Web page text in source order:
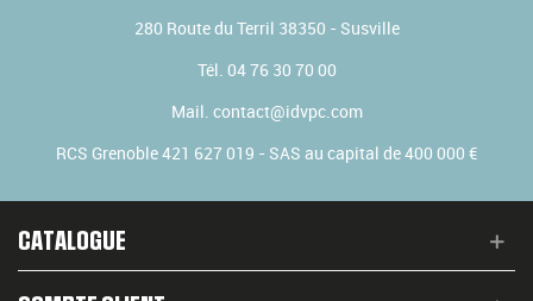
280 Route du Terril 38350 - Susville
Tél. 04 76 30 70 00
Mail. contact@idvpc.com
RCS Grenoble 421 627 019 - SAS au capital de 400 000 €
CATALOGUE